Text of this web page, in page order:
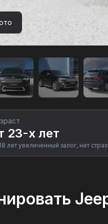
23-х лет
лет увеличенный залог, нет